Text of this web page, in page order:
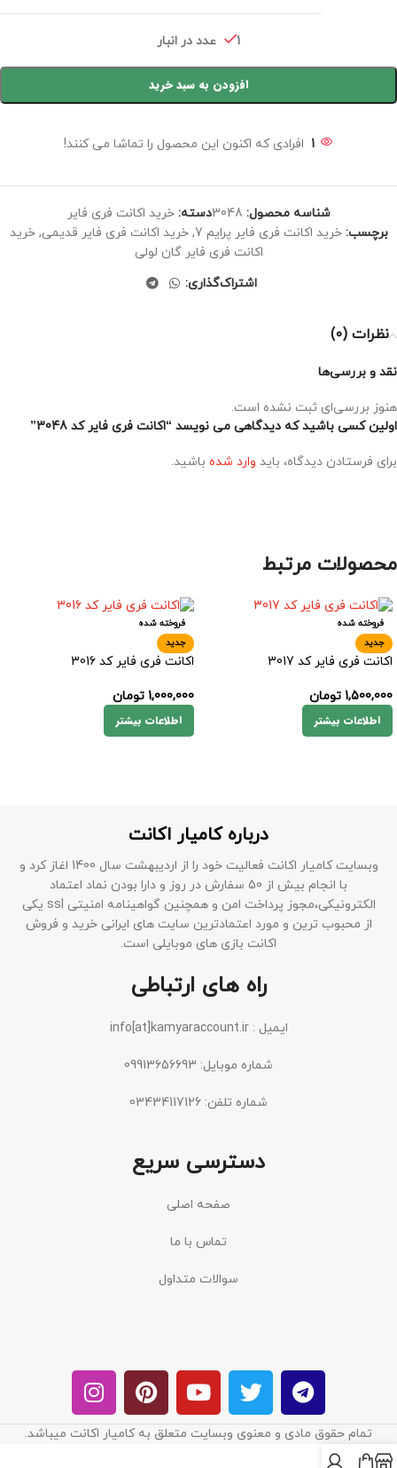
1 عدد در انبار
افزودن به سبد خرید
1 افرادی که اکنون این محصول را تماشا می کنند!
شناسه محصول: 3048دسته: خرید اکانت فری فایر
برچسب: خرید اکانت فری فایر پرایم 7 , خرید اکانت فری فایر قدیمی, خرید
اکانت فری فایر گان لولی
اشتراک‌گذاری:
نظرات (0)
نقد و بررسی‌ها
هنوز بررسی‌ای ثبت نشده است.
اولین کسی باشید که دیدگاهی می نویسد “اکانت فری فایر کد 3048”
برای فرستادن دیدگاه، باید وارد شده باشید.
محصولات مرتبط
فروخته شده
جدید
اکانت فری فایر کد 3017
1,500,000 تومان
اطلاعات بیشتر
فروخته شده
جدید
اکانت فری فایر کد 3016
1,000,000 تومان
اطلاعات بیشتر
درباره کامیار اکانت
وبسایت کامیار اکانت فعالیت خود را از اردیبهشت سال 1400 اغاز کرد و
با انجام بیش از 50 سفارش در روز و دارا بودن نماد اعتماد
الکترونیکی،مجوز پرداخت امن و همچنین گواهینامه امنیتی ssl یکی
از محبوب ترین و مورد اعتمادترین سایت های ایرانی خرید و فروش
اکانت بازی های موبایلی است.
راه های ارتباطی
ایمیل : info[at]kamyaraccount.ir
شماره موبایل: 09913656693
شماره تلفن: 03434117126
دسترسی سریع
صفحه اصلی
تماس با ما
سوالات متداول
تمام حقوق مادی و معنوی وبسایت متعلق به کامیار اکانت میباشد.